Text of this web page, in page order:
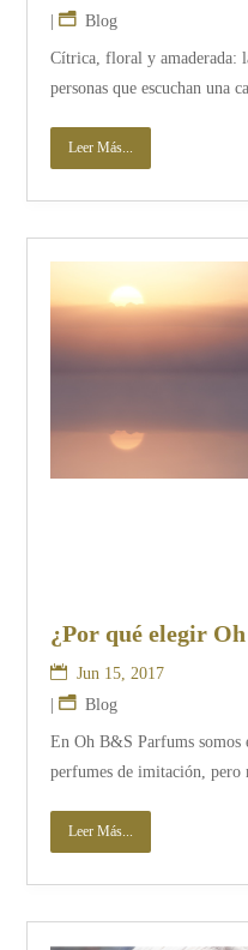
|
Blog
Cítrica, floral y amaderada:
personas que escuchan una
Leer Más...
¿Por qué elegir
Jun 15, 2017
|
Blog
En Oh B&S Parfums somos
perfumes de imitación, pero
Leer Más...